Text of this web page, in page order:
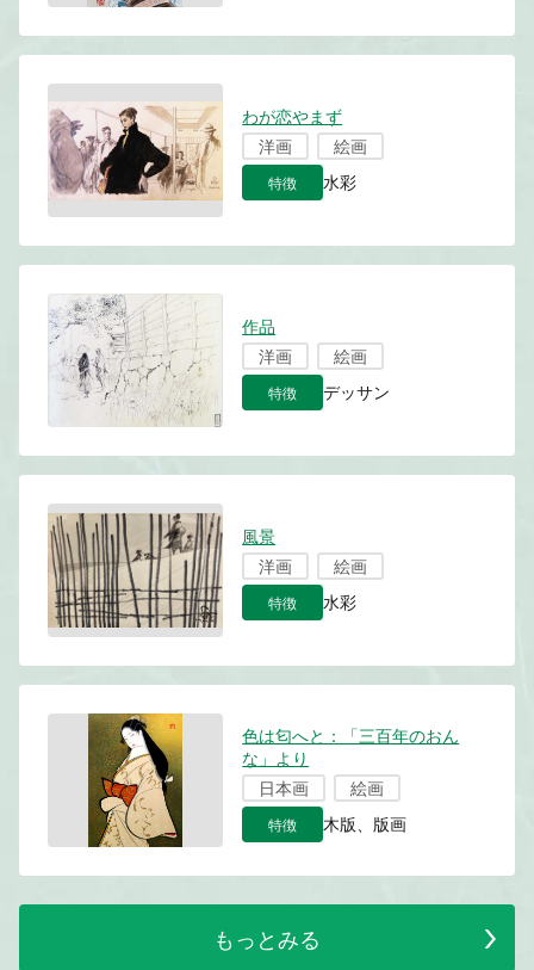
わが恋やまず
洋画
絵画
特徴 水彩
作品
洋画
絵画
特徴 デッサン
風景
洋画
絵画
特徴 水彩
色は匂へと：「三百年のおん
な」より
日本画
絵画
特徴 木版、版画
もっとみる